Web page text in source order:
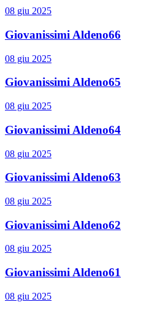
08 giu 2025
Giovanissimi Aldeno66
08 giu 2025
Giovanissimi Aldeno65
08 giu 2025
Giovanissimi Aldeno64
08 giu 2025
Giovanissimi Aldeno63
08 giu 2025
Giovanissimi Aldeno62
08 giu 2025
Giovanissimi Aldeno61
08 giu 2025